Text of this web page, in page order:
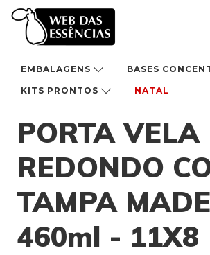
EMBALAGENS BASES
KITS PRONTOS NATAL
PORTA VELA
REDONDO
TAMPA
460ml - 11X8